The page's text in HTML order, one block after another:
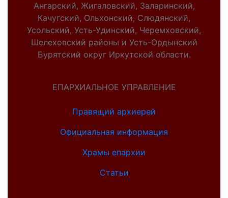
Ангарский, Жигаловский, Заларинский,
Качугский, Ольхонский, Слюдянский,
Усольский, Усть-Удинский, Черемховский,
Шелеховский районы и Усть-Ордынский
Бурятский округ Иркутской области.
ЕПАРХИАЛЬНОЕ УПРАВЛЕНИЕ
Правящий архиерей
Официальная информация
Храмы епархии
Статьи